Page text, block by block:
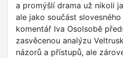
a promýšlí drama už nikoli
ale jako součást
komentář Iva Osolsobě
zasvěcenou analýzu
názorů a přístupů, ale